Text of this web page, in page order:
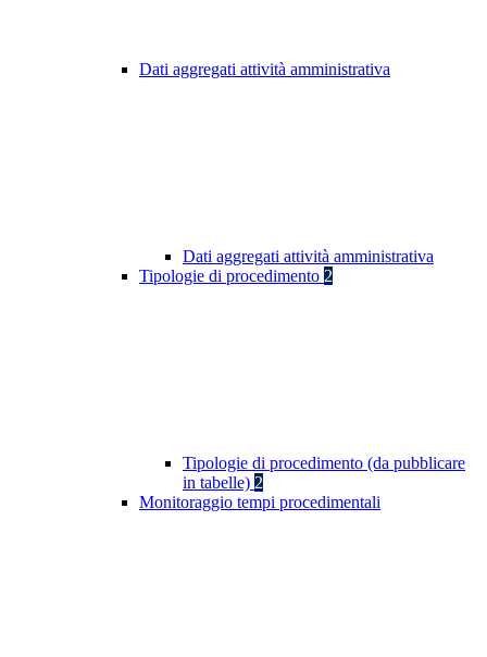
Dati aggregati attività amministrativa
Dati aggregati attività amministrativa
Tipologie di procedimento 2
Tipologie di procedimento (da pubblicare
in tabelle) 2
Monitoraggio tempi procedimentali